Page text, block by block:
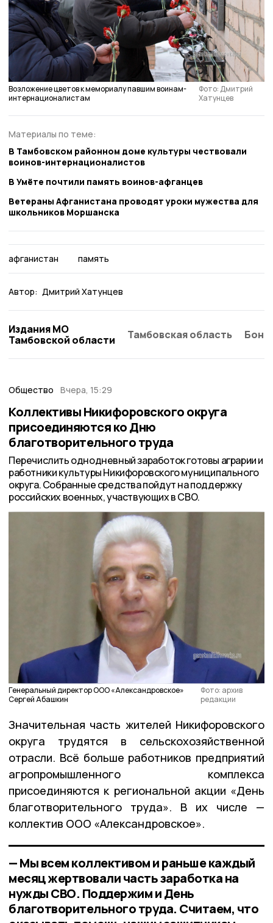
Возложение цветов к мемориалу павшим воинам-
интернационалистам
Фото: Дмитрий
Хатунцев
Материалы по теме:
В Тамбовском районном доме культуры чествовали
воинов-интернационалистов
В Умёте почтили память воинов-афганцев
Ветераны Афганистана проводят уроки мужества для
школьников Моршанска
афганистан память
Автор: Дмитрий Хатунцев
Издания МО
Тамбовской области
Тамбовская область
Общество Вчера, 15:29
Коллективы Никифоровского округа
присоединяются ко Дню
благотворительного труда
Перечислить однодневный заработок готовы аграрии и
работники культуры Никифоровского муниципального
округа. Собранные средства пойдут на поддержку
российских военных, участвующих в СВО.
Генеральный директор ООО «Александровское»
Сергей Абашкин
Фото: архив
редакции
Значительная часть жителей Никифоровского
округа трудятся в сельскохозяйственной
отрасли. Всё больше работников предприятий
агропромышленного комплекса
присоединяются к региональной акции «День
благотворительного труда». В их числе —
коллектив ООО «Александровское».
— Мы всем коллективом и раньше каждый
месяц жертвовали часть заработка на
нужды СВО. Поддержим и День
благотворительного труда. Считаем, что